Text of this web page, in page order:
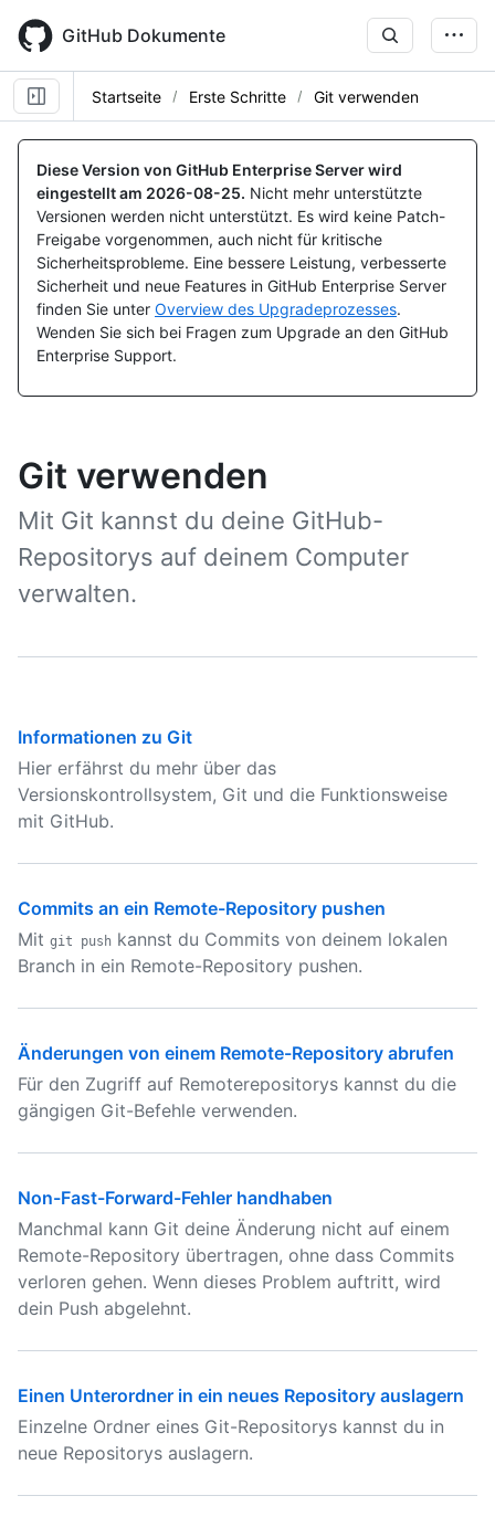
main
content
GitHub Dokumente
Startseite Erste Schritte Git verwenden
Diese Version von GitHub Enterprise Server wird
eingestellt am 2026-08-25. Nicht mehr unterstützte
Versionen werden nicht unterstützt. Es wird keine Patch-
Freigabe vorgenommen, auch nicht für kritische
Sicherheitsprobleme. Eine bessere Leistung, verbesserte
Sicherheit und neue Features in GitHub Enterprise Server
finden Sie unter Overview des Upgradeprozesses.
Wenden Sie sich bei Fragen zum Upgrade an den GitHub
Enterprise Support.
Git verwenden
Mit Git kannst du deine GitHub-
Repositorys auf deinem Computer
verwalten.
Informationen zu Git
Hier erfährst du mehr über das
Versionskontrollsystem, Git und die Funktionsweise
mit GitHub.
Commits an ein Remote-Repository pushen
Mit git push kannst du Commits von deinem lokalen
Branch in ein Remote-Repository pushen.
Änderungen von einem Remote-Repository abrufen
Für den Zugriff auf Remoterepositorys kannst du die
gängigen Git-Befehle verwenden.
Non-Fast-Forward-Fehler handhaben
Manchmal kann Git deine Änderung nicht auf einem
Remote-Repository übertragen, ohne dass Commits
verloren gehen. Wenn dieses Problem auftritt, wird
dein Push abgelehnt.
Einen Unterordner in ein neues Repository auslagern
Einzelne Ordner eines Git-Repositorys kannst du in
neue Repositorys auslagern.